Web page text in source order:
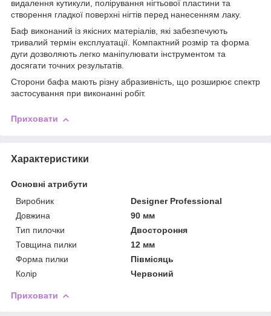
видалення кутикули, полірування нігтьової пластини та
створення гладкої поверхні нігтів перед нанесенням лаку.
Баф виконаний із якісних матеріалів, які забезпечують
тривалий термін експлуатації. Компактний розмір та форма
дуги дозволяють легко маніпулювати інструментом та
досягати точних результатів.
Сторони бафа мають різну абразивність, що розширює спектр
застосування при виконанні робіт.
Приховати
Характеристики
Основні атрибути
Виробник
Designer Professional
Довжина
90 мм
Тип пилочки
Двостороння
Товщина пилки
12 мм
Форма пилки
Півмісяць
Колір
Червоний
Приховати